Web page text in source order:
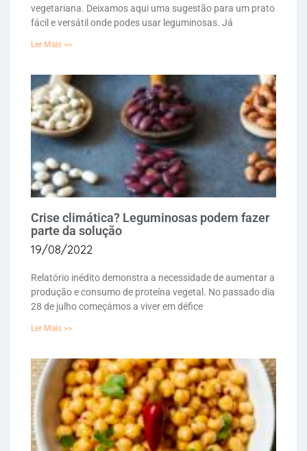
vegetariana. Deixamos aqui uma sugestão para um prato
fácil e versátil onde podes usar leguminosas. Já
Ler Mais >>
Crise climática? Leguminosas podem fazer
parte da solução
19/08/2022
Relatório inédito demonstra a necessidade de aumentar a
produção e consumo de proteína vegetal. No passado dia
28 de julho começámos a viver em défice
Ler Mais >>